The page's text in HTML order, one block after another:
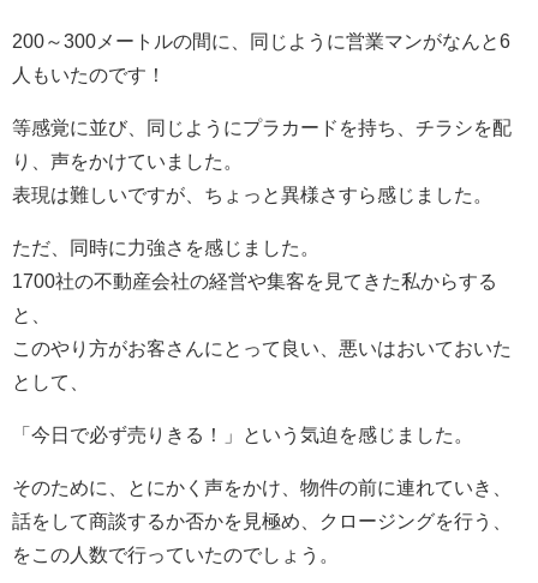
200～300メートルの間に、同じように営業マンがなんと6
人もいたのです！
等感覚に並び、同じようにプラカードを持ち、チラシを配
り、声をかけていました。
表現は難しいですが、ちょっと異様さすら感じました。
ただ、同時に力強さを感じました。
1700社の不動産会社の経営や集客を見てきた私からする
と、
このやり方がお客さんにとって良い、悪いはおいておいた
として、
「今日で必ず売りきる！」という気迫を感じました。
そのために、とにかく声をかけ、物件の前に連れていき、
話をして商談するか否かを見極め、クロージングを行う、
をこの人数で行っていたのでしょう。